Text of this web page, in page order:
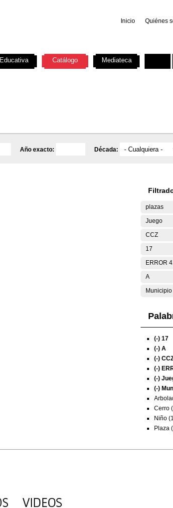
Inicio Quiénes
Año exacto: Década:
plazas
Juego
CCZ
17
ERROR
A
Municipio
(-) 17
(-) A
(-)
(-)
(-)
(-)
Cerro
Niño
Plaza
Educativa Catálogo Mediateca